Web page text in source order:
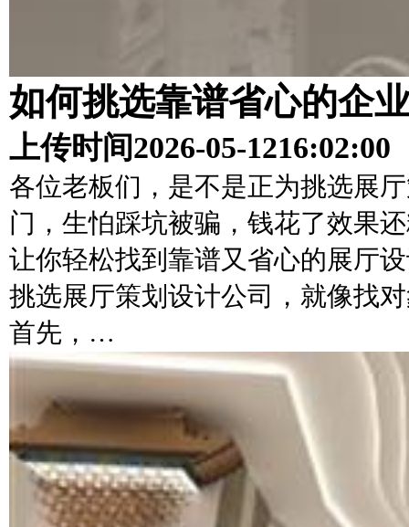
如何挑选靠谱省心的企
上传时间2026-05-1216:02:00
各位老板们，是不是正为挑选展
门，生怕踩坑被骗，钱花了效果
让你轻松找到靠谱又省心的展厅
挑选展厅策划设计公司，就像找
首先，…